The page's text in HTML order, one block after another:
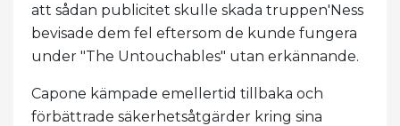
att sådan publicitet skulle skada truppen'Ness
bevisade dem fel eftersom de kunde fungera
under "The Untouchables" utan erkännande.
Capone kämpade emellertid tillbaka och
förbättrade säkerhetsåtgärder kring sina